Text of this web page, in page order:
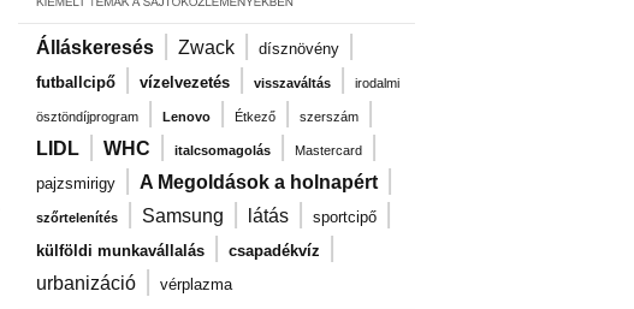
Álláskeresés | Zwack | dísznövény |
futballcipő | vízelvezetés | visszaváltás | irodalmi
ösztöndíjprogram | Lenovo | Étkező | szerszám |
LIDL | WHC | italcsomagolás | Mastercard |
pajzsmirigy | A Megoldások a holnapért |
szőrtelenítés | Samsung | látás | sportcipő |
külföldi munkavállalás | csapadékvíz |
urbanizáció | vérplazma